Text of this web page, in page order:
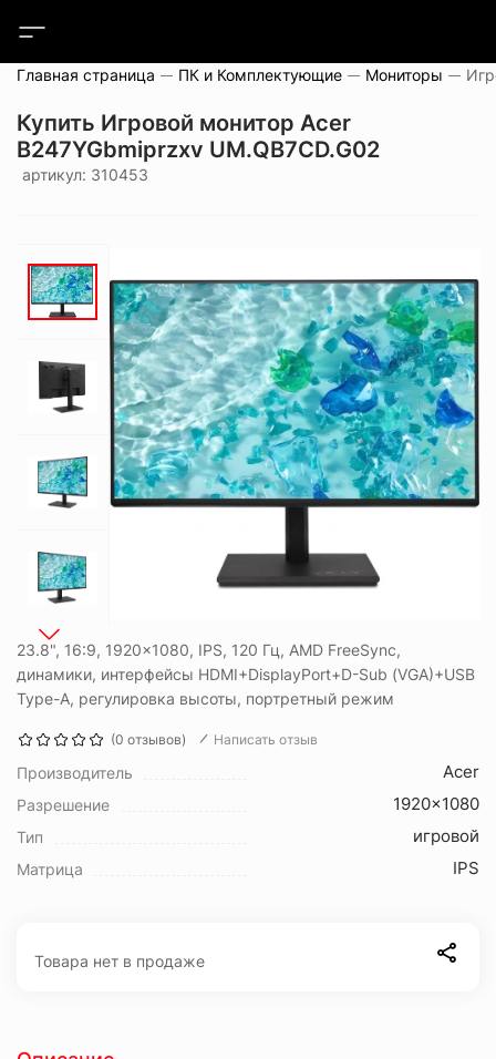
Главная страница ПК и Комплектующие Мониторы
Купить Игровой монитор Acer
B247YGbmiprzxv UM.QB7CD.G02
артикул: 310453
23.8", 16:9, 1920x1080, IPS, 120 Гц, AMD FreeSync,
динамики, интерфейсы HDMI+DisplayPort+D-Sub (VGA)+USB
Type-A, регулировка высоты, портретный режим
(0 отзывов) Написать отзыв
Производитель Acer
Разрешение 1920x1080
Тип игровой
Матрица IPS
Товара нет в продаже